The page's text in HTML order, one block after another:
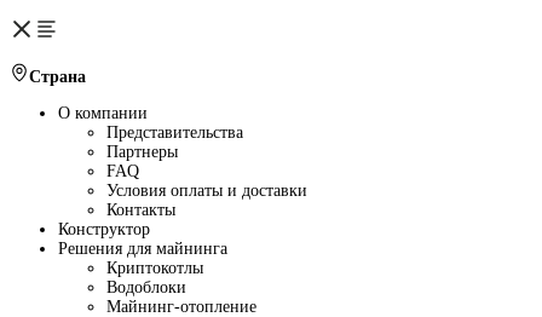
Страна
О компании
Представительства
Партнеры
FAQ
Условия оплаты и доставки
Контакты
Конструктор
Решения для майнинга
Криптокотлы
Водоблоки
Майнинг-отопление